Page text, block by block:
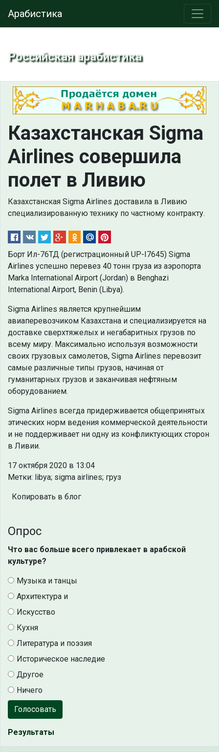
Арабистика
Российская арабистика
Казахстанская Sigma
Airlines совершила
полет в Ливию
Казахстанская Sigma Airlines доставила в Ливию
специализированную технику по частному контракту.
Борт Ил-76ТД (регистрационный UP-I7645) Sigma
Airlines успешно перевез 40 тонн груза из аэропорта
Marka International Airport (Jordan) в Benghazi
International Airport, Benin (Libya).
Sigma Airlines является крупнейшим
авиаперевозчиком Казахстана и специализируется на
доставке сверхтяжелых и негабаритных грузов по
всему миру. Максимально используя возможности
своих грузовых самолетов, Sigma Airlines перевозит
самые различные типы грузов, начиная от
гуманитарных грузов и заканчивая нефтяным
оборудованием.
Sigma Airlines всегда придерживается общепринятых
этических норм ведения коммерческой деятельности
и не поддерживает ни одну из конфликтующих сторон
в Ливии.
17 октября 2020 в 13:04
Метки: libya; sigma airlines; груз
Копировать в блог
Опрос
Что вас больше всего привлекает в арабской
культуре?
Музыка и танцы
Архитектура и
Искусство
Кухня
Литература и поэзия
Историческое наследие
Другое
Ничего
Голосовать
Результаты